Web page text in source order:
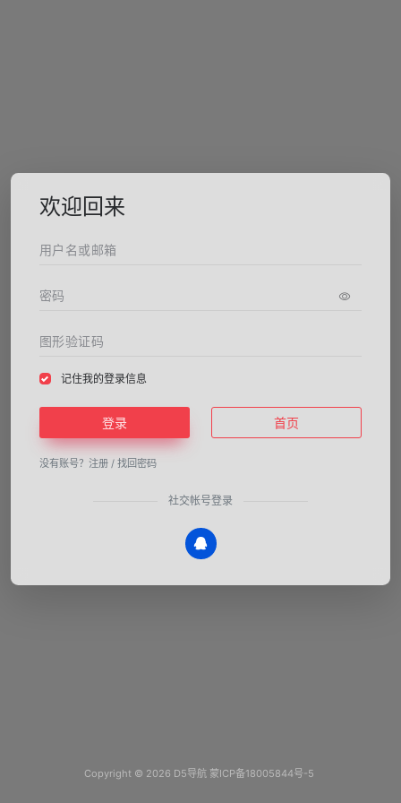
欢迎回来
记住我的登录信息
登录 首页
没有账号？ 注册 / 找回密码
社交帐号登录
Copyright © 2026 D5导航 蒙ICP备18005844号-5